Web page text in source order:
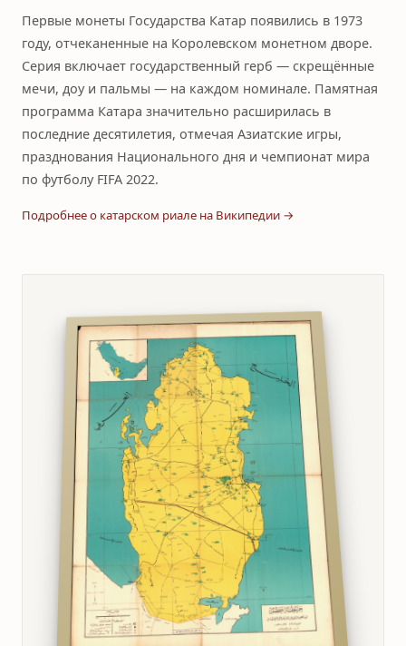
Первые монеты Государства Катар появились в 1973
году, отчеканенные на Королевском монетном дворе.
Серия включает государственный герб — скрещённые
мечи, доу и пальмы — на каждом номинале. Памятная
программа Катара значительно расширилась в
последние десятилетия, отмечая Азиатские игры,
празднования Национального дня и чемпионат мира
по футболу FIFA 2022.
Подробнее о катарском риале на Википедии →